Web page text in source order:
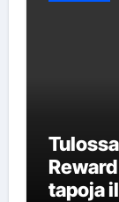
tapoja